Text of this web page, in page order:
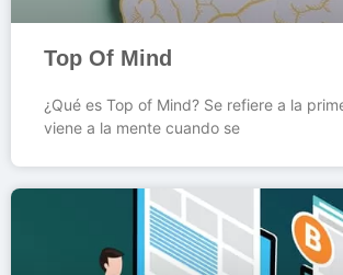
Top Of Mind
¿Qué es Top of Mind? Se refiere a la
viene a la mente cuando se